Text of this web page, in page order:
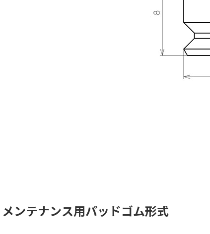
メンテナンス用パッドゴム形式